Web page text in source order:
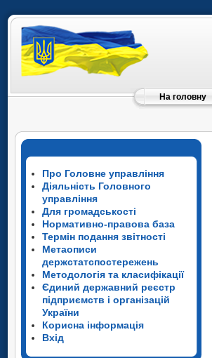
На головну
Про Головне управління
Діяльність Головного
управління
Для громадськості
Нормативно-правова база
Термін подання звітності
Метаописи
держстатспостережень
Методологія та класифікації
Єдиний державний реєстр
підприємств і організацій
України
Корисна інформація
Вхід